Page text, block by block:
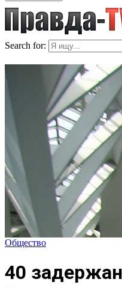
Search for:
Общество
40